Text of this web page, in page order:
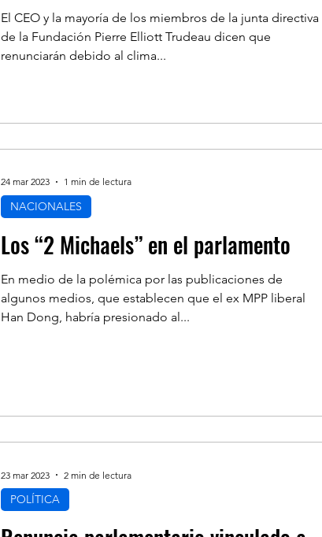
El CEO y la mayoría de los miembros de la junta directiva
de la Fundación Pierre Elliott Trudeau dicen que
renunciarán debido al clima...
Los “2 Michaels” en el parlamento
En medio de la polémica por las publicaciones de
algunos medios, que establecen que el ex MPP liberal
Han Dong, habría presionado al...
NACIONALES
24 mar 2023 1 min de lectura
POLÍTICA
23 mar 2023 2 min de lectura